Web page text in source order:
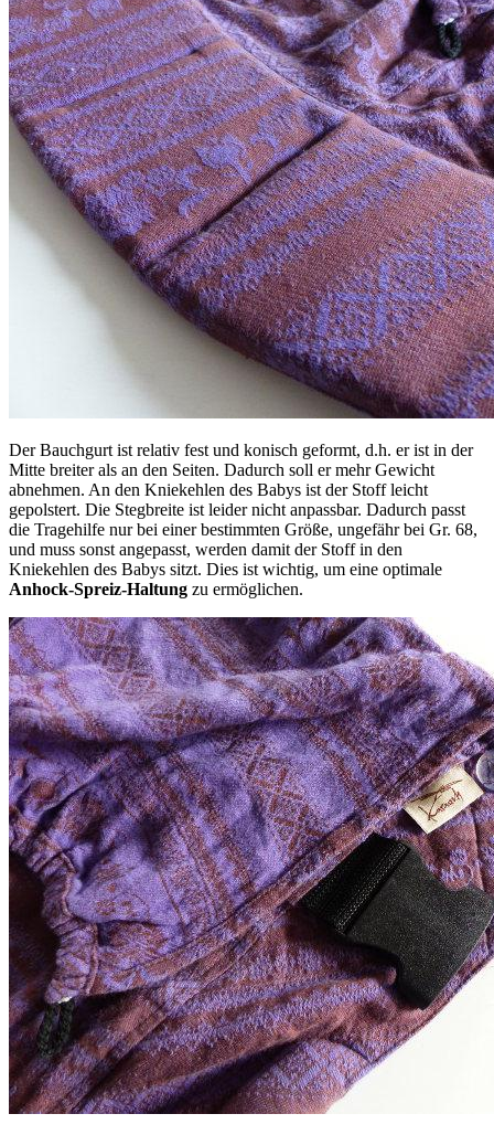
Der Bauchgurt ist relativ fest und konisch geformt, d.h. er ist in der
Mitte breiter als an den Seiten. Dadurch soll er mehr Gewicht
abnehmen. An den Kniekehlen des Babys ist der Stoff leicht
gepolstert. Die Stegbreite ist leider nicht anpassbar. Dadurch passt
die Tragehilfe nur bei einer bestimmten Größe, ungefähr bei Gr. 68,
und muss sonst angepasst, werden damit der Stoff in den
Kniekehlen des Babys sitzt. Dies ist wichtig, um eine optimale
Anhock-Spreiz-Haltung zu ermöglichen.